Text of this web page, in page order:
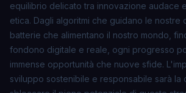
equilibrio delicato tra innovazione audace
etica. Dagli algoritmi che guidano le nostre
batterie che alimentano il nostro mondo,
fondono digitale e reale, ogni progresso
immense opportunità che nuove sfide.
sviluppo sostenibile e responsabile sarà la